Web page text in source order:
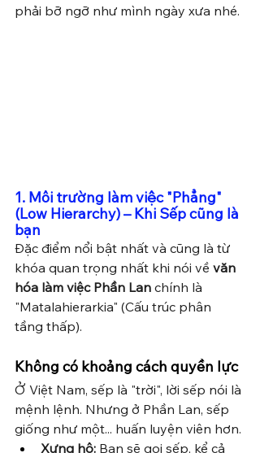
phải bỡ ngỡ như mình ngày xưa nhé.
1. Môi trường làm việc "Phẳng"
(Low Hierarchy) – Khi Sếp cũng là
bạn
Đặc điểm nổi bật nhất và cũng là từ
khóa quan trọng nhất khi nói về văn
hóa làm việc Phần Lan chính là
"Matalahierarkia" (Cấu trúc phân
tầng thấp).
Không có khoảng cách quyền lực
Ở Việt Nam, sếp là "trời", lời sếp nói là
mệnh lệnh. Nhưng ở Phần Lan, sếp
giống như một... huấn luyện viên hơn.
Xưng hô: Bạn sẽ gọi sếp, kể cả